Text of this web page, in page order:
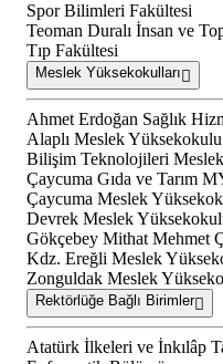
Spor Bilimleri Fakültesi
Teoman Duralı İnsan ve
Tıp Fakültesi
Meslek Yüksekokulları
Ahmet Erdoğan Sağlık
Alaplı Meslek Yüksekokulu
Bilişim Teknolojileri
Çaycuma Gıda ve Tarım
Çaycuma Meslek
Devrek Meslek
Gökçebey Mithat Mehmet
Kdz. Ereğli Meslek
Zonguldak Meslek
Rektörlüğe Bağlı Birimler
Atatürk İlkeleri ve İnkılâp